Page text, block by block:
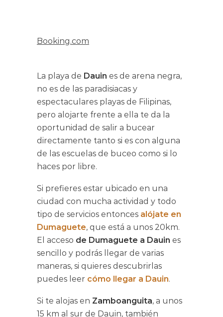
Booking.com
La playa de Dauin es de arena negra,
no es de las paradisiacas y
espectaculares playas de Filipinas,
pero alojarte frente a ella te da la
oportunidad de salir a bucear
directamente tanto si es con alguna
de las escuelas de buceo como si lo
haces por libre.
Si prefieres estar ubicado en una
ciudad con mucha actividad y todo
tipo de servicios entonces alójate en
Dumaguete, que está a unos 20km.
El acceso de Dumaguete a Dauin es
sencillo y podrás llegar de varias
maneras, si quieres descubrirlas
puedes leer cómo llegar a Dauin.
Si te alojas en Zamboanguita, a unos
15 km al sur de Dauin, también